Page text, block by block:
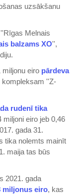
uzsākšanu
Melnais
balzams XO'',
miljonu eiro pārdeva
kompleksam ''Z-
rudenī tika
eiro jeb 0,46
gada 31.
tika nolemts mainīt
maija tas būs
2021. gada
miljonus eiro, kas